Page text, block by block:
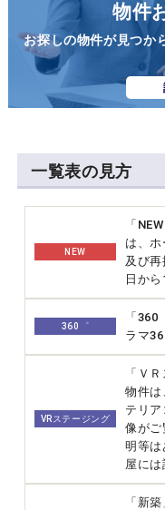
物件
お探しの物件が見つか
一覧表の見方
NEW
「
は、
及び
日か
360゜
「
ラマ
VRステージング
「Ｖ
物件は
テリ
像がご
明等
屋に
「新